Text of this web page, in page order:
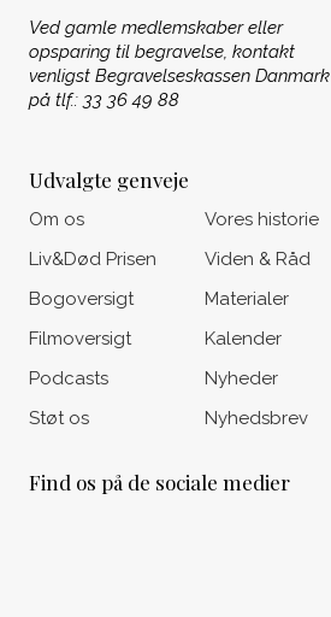
Ved gamle medlemskaber eller
opsparing til begravelse, kontakt
venligst Begravelseskassen Danmark
på tlf.: 33 36 49 88
Udvalgte genveje
Om os
Liv&Død Prisen
Bogoversigt
Filmoversigt
Podcasts
Støt os
Vores historie
Viden & Råd
Materialer
Kalender
Nyheder
Nyhedsbrev
Find os på de sociale medier